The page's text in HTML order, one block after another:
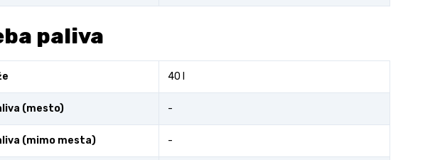
paliva
40 l
(mesto) -
(mimo mesta) -